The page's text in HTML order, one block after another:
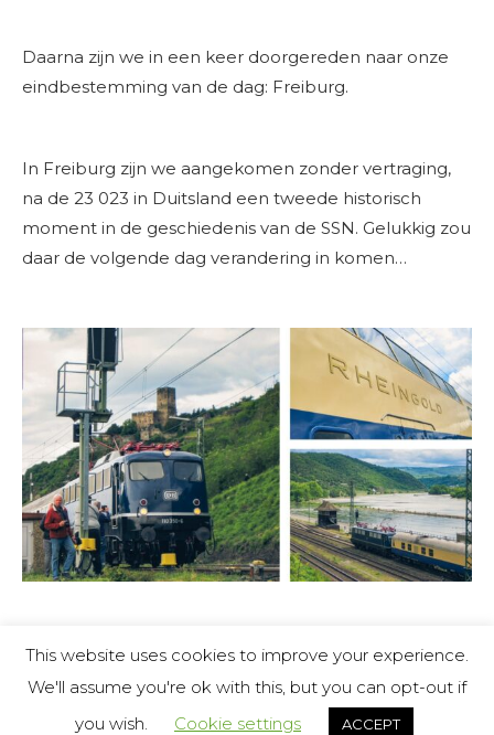
Daarna zijn we in een keer doorgereden naar onze
eindbestemming van de dag: Freiburg.
In Freiburg zijn we aangekomen zonder vertraging,
na de 23 023 in Duitsland een tweede historisch
moment in de geschiedenis van de SSN. Gelukkig zou
daar de volgende dag verandering in komen…
This website uses cookies to improve your experience.
We'll assume you're ok with this, but you can opt-out if
you wish.
Cookie settings ACCEPT